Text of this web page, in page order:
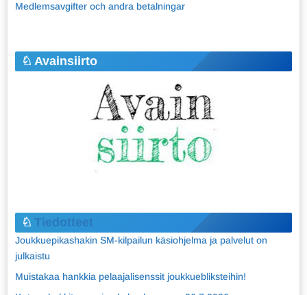
Medlemsavgifter och andra betalningar
Avainsiirto
Tiedotteet
Joukkuepikashakin SM-kilpailun käsiohjelma ja palvelut on
julkaistu
Muistakaa hankkia pelaajalisenssit joukkuebliksteihin!